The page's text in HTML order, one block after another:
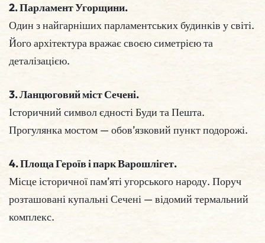
2. Парламент Угорщини.
Один з найгарніших парламентських будинків у світі.
Його архітектура вражає своєю симетрією та
деталізацією.
3. Ланцюговий міст Сечені.
Історичний символ єдності Буди та Пешта.
Прогулянка мостом — обов’язковий пункт подорожі.
4. Площа Героїв і парк Варошлігет.
Місце історичної пам’яті угорського народу. Поруч
розташовані купальні Сечені — відомий термальний
комплекс.